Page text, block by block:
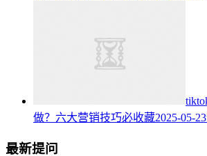
做？六大营销技巧必收藏2025-05-23
最新提问